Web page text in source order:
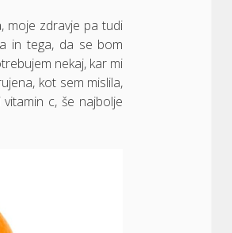
moje zdravje pa tudi
in tega, da se bom
nekaj, kar mi
kot sem mislila,
c, še najbolje